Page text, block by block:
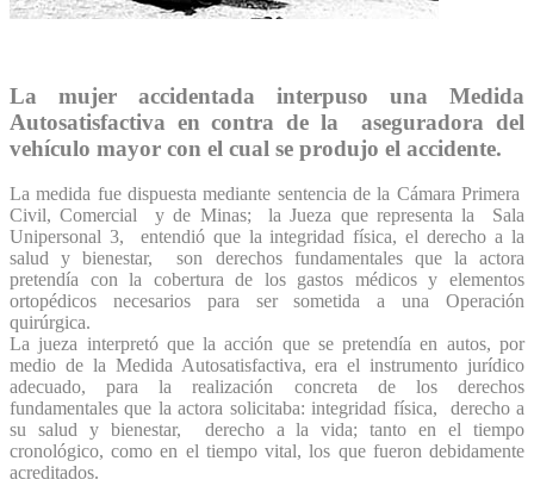
La mujer accidentada interpuso una Medida
Autosatisfactiva en contra de la aseguradora del
vehículo mayor con el cual se produjo el accidente.
La medida fue dispuesta mediante sentencia de la Cámara Primera
Civil, Comercial y de Minas; la Jueza que representa la Sala
Unipersonal 3, entendió que la integridad física, el derecho a la
salud y bienestar, son derechos fundamentales que la actora
pretendía con la cobertura de los gastos médicos y elementos
ortopédicos necesarios para ser sometida a una Operación
quirúrgica.
La jueza interpretó que la acción que se pretendía en autos, por
medio de la Medida Autosatisfactiva, era el instrumento jurídico
adecuado, para la realización concreta de los derechos
fundamentales que la actora solicitaba: integridad física, derecho a
su salud y bienestar, derecho a la vida; tanto en el tiempo
cronológico, como en el tiempo vital, los que fueron debidamente
acreditados.